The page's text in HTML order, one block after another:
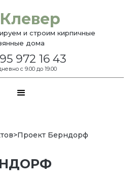
и строим кирпичные
дома
972 16 43
с 9.00 до 19.00
>Проект Берндорф